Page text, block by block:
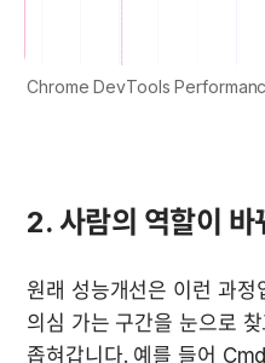
Chrome DevTools
2. 사람의 역할이 바
원래 성능개선은 이런 과
의심 가는 구간을 눈으로
좁혀갑니다. 예를 들어